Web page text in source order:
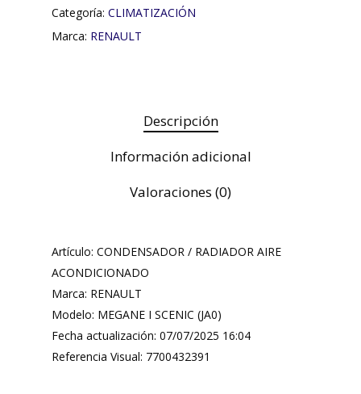
Categoría: CLIMATIZACIÓN
Marca: RENAULT
Descripción
Información adicional
Valoraciones (0)
Artículo: CONDENSADOR / RADIADOR AIRE
ACONDICIONADO
Marca: RENAULT
Modelo: MEGANE I SCENIC (JA0)
Fecha actualización: 07/07/2025 16:04
Referencia Visual: 7700432391